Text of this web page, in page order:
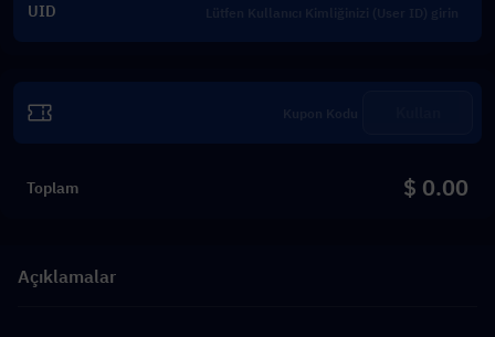
UID
Toplam $ 0.00
Açıklamalar